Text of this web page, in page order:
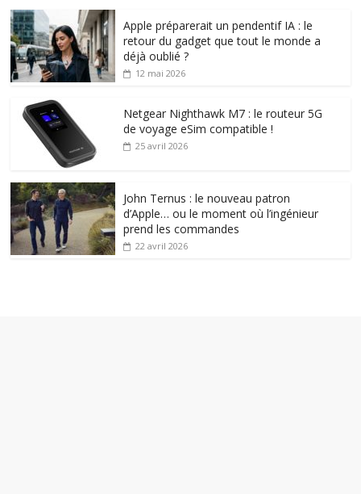
Apple préparerait un pendentif IA : le
retour du gadget que tout le monde a
déjà oublié ?
12 mai 2026
Netgear Nighthawk M7 : le routeur 5G
de voyage eSim compatible !
25 avril 2026
John Ternus : le nouveau patron
d’Apple… ou le moment où l’ingénieur
prend les commandes
22 avril 2026